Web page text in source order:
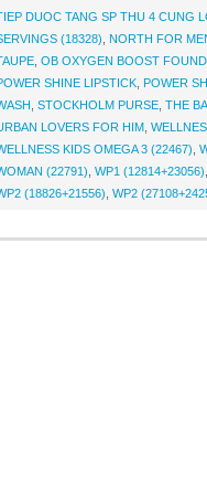
DUOC TANG SP THU 4 CUNG
(18328)
NORTH FOR
OB OXYGEN BOOST
SHINE LIPSTICK POWER
STOCKHOLM PURSE THE
LOVERS FOR HIM
KIDS OMEGA 3 (22467)
(22791) WP1 (12814+23056)
(18826+21556) WP2